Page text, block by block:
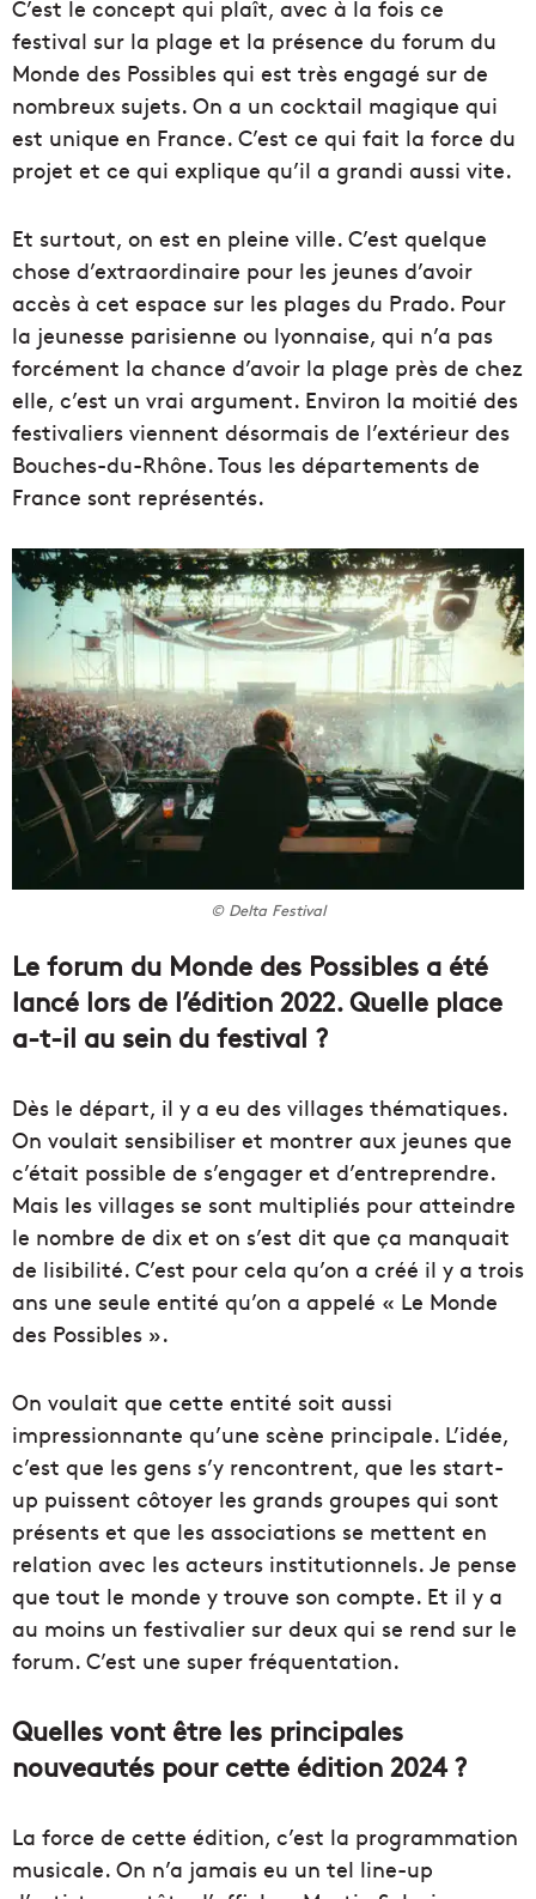
C’est le concept qui plaît, avec à la fois ce
festival sur la plage et la présence du forum du
Monde des Possibles qui est très engagé sur de
nombreux sujets. On a un cocktail magique qui
est unique en France. C’est ce qui fait la force du
projet et ce qui explique qu’il a grandi aussi vite.
Et surtout, on est en pleine ville. C’est quelque
chose d’extraordinaire pour les jeunes d’avoir
accès à cet espace sur les plages du Prado. Pour
la jeunesse parisienne ou lyonnaise, qui n’a pas
forcément la chance d’avoir la plage près de chez
elle, c’est un vrai argument. Environ la moitié des
festivaliers viennent désormais de l’extérieur des
Bouches-du-Rhône. Tous les départements de
France sont représentés.
© Delta Festival
Le forum du Monde des Possibles a été
lancé lors de l’édition 2022. Quelle place
a-t-il au sein du festival ?
Dès le départ, il y a eu des villages thématiques.
On voulait sensibiliser et montrer aux jeunes que
c’était possible de s’engager et d’entreprendre.
Mais les villages se sont multipliés pour atteindre
le nombre de dix et on s’est dit que ça manquait
de lisibilité. C’est pour cela qu’on a créé il y a trois
ans une seule entité qu’on a appelé « Le Monde
des Possibles ».
On voulait que cette entité soit aussi
impressionnante qu’une scène principale. L’idée,
c’est que les gens s’y rencontrent, que les start-
up puissent côtoyer les grands groupes qui sont
présents et que les associations se mettent en
relation avec les acteurs institutionnels. Je pense
que tout le monde y trouve son compte. Et il y a
au moins un festivalier sur deux qui se rend sur le
forum. C’est une super fréquentation.
Quelles vont être les principales
nouveautés pour cette édition 2024 ?
La force de cette édition, c’est la programmation
musicale. On n’a jamais eu un tel line-up